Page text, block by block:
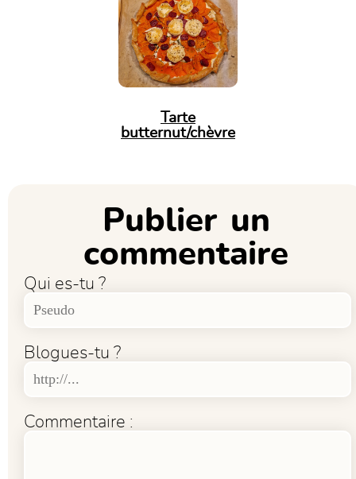
Tarte
butternut/chèvre
Publier un
commentaire
Qui es-tu ?
Blogues-tu ?
Commentaire :